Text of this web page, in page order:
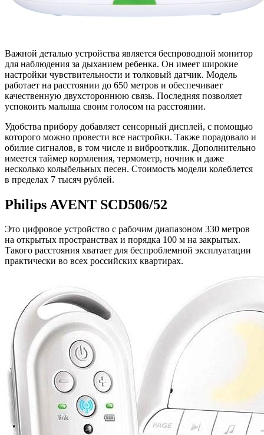
Важной деталью устройства является беспроводной монитор
для наблюдения за дыханием ребенка. Он имеет широкие
настройки чувствительности и толковый датчик. Модель
работает на расстоянии до 650 метров и обеспечивает
качественную двухстороннюю связь. Последняя позволяет
успокоить малыша своим голосом на расстоянии.
Удобства прибору добавляет сенсорный дисплей, с помощью
которого можно провести все настройки. Также порадовало и
обилие сигналов, в том числе и виброотклик. Дополнительно
имеется таймер кормления, термометр, ночник и даже
несколько колыбельных песен. Стоимость модели колеблется
в пределах 7 тысяч рублей.
Philips AVENT SCD506/52
Это цифровое устройство с рабочим диапазоном 330 метров
на открытых пространствах и порядка 100 м на закрытых.
Такого расстояния хватает для беспроблемной эксплуатации
практически во всех российских квартирах.